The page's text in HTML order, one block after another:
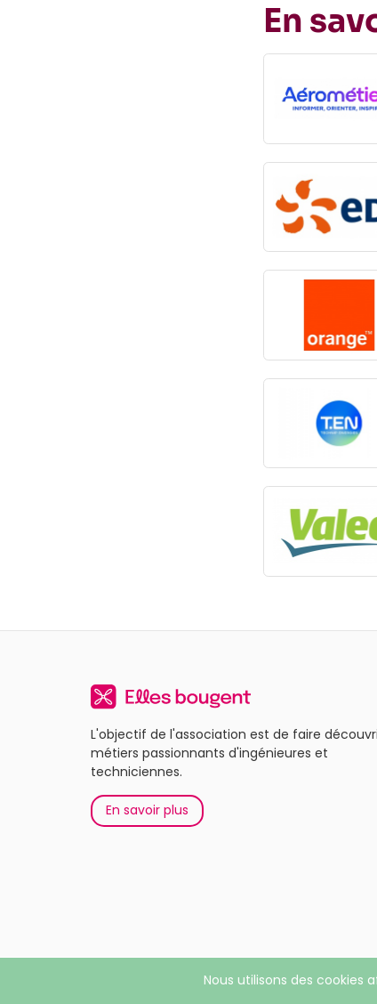
En
L'objectif de l'association est de faire
métiers passionnants d'ingénieures et
techniciennes.
En savoir plus
© 2026 Elles bougent. Tous droits réservés |
Nous utilisons des cookies